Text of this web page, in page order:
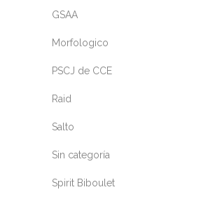
GSAA
Morfologico
PSCJ de CCE
Raid
Salto
Sin categoría
Spirit Biboulet